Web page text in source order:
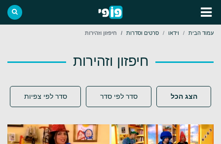
עמוד הבית וידאו סרטים וסדרות חיפזון וזהירות
חיפזון וזהירות
הצג הכל סדר לפי סדר סדר לפי צפיות